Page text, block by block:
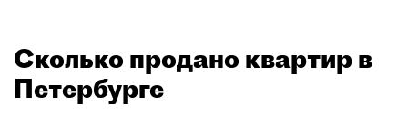
Сколько продано квартир в
Петербурге